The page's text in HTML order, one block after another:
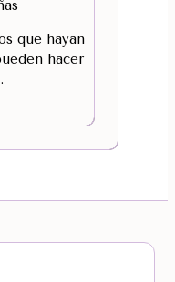
que hayan
hacer